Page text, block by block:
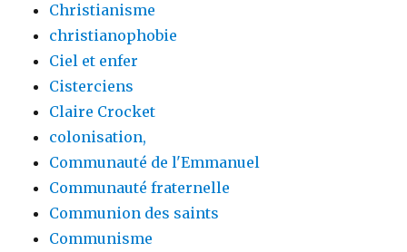
Christianisme
christianophobie
Ciel et enfer
Cisterciens
Claire Crocket
colonisation,
Communauté de l'Emmanuel
Communauté fraternelle
Communion des saints
Communisme